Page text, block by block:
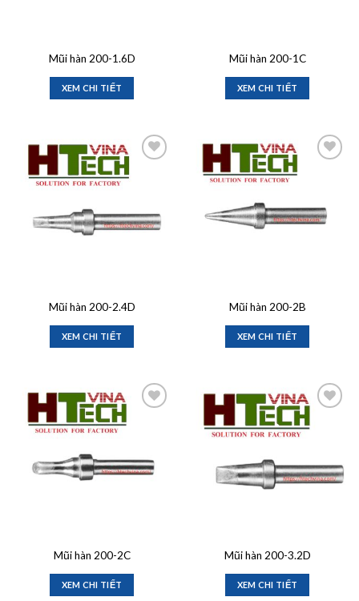
Mũi hàn 200-1.6D
XEM CHI TIẾT
Mũi hàn 200-1C
XEM CHI TIẾT
Mũi hàn 200-2.4D
XEM CHI TIẾT
Mũi hàn 200-2B
XEM CHI TIẾT
Mũi hàn 200-2C
XEM CHI TIẾT
wishlist
Mũi hàn 200-3.2D
XEM CHI TIẾT